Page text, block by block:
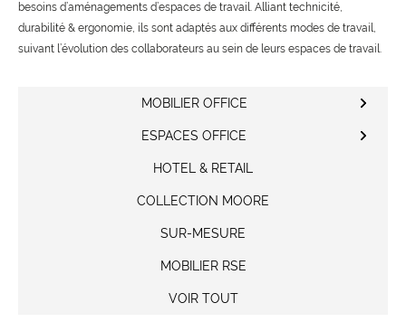
besoins d’aménagements d’espaces de travail. Alliant technicité,
durabilité & ergonomie, ils sont adaptés aux différents modes de travail,
suivant l’évolution des collaborateurs au sein de leurs espaces de travail.
MOBILIER OFFICE
ESPACES OFFICE
HOTEL & RETAIL
COLLECTION MOORE
SUR-MESURE
MOBILIER RSE
VOIR TOUT